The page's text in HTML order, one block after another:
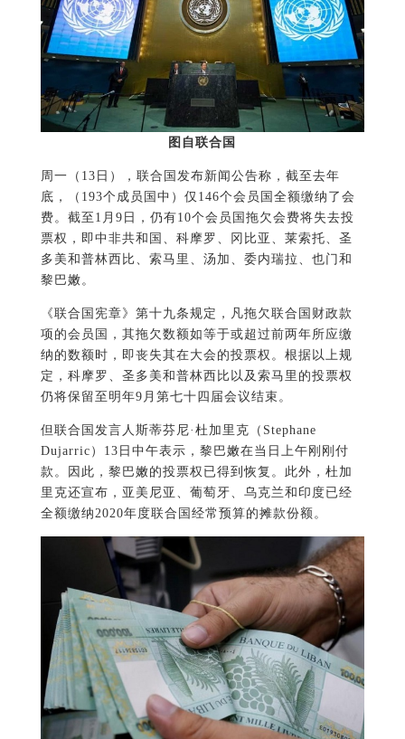
图自联合国
周一（13日），联合国发布新闻公告称，截至去年
底，（193个成员国中）仅146个会员国全额缴纳了会
费。截至1月9日，仍有10个会员国拖欠会费将失去投
票权，即中非共和国、科摩罗、冈比亚、莱索托、圣
多美和普林西比、索马里、汤加、委内瑞拉、也门和
黎巴嫩。
《联合国宪章》第十九条规定，凡拖欠联合国财政款
项的会员国，其拖欠数额如等于或超过前两年所应缴
纳的数额时，即丧失其在大会的投票权。根据以上规
定，科摩罗、圣多美和普林西比以及索马里的投票权
仍将保留至明年9月第七十四届会议结束。
但联合国发言人斯蒂芬尼·杜加里克（Stephane
Dujarric）13日中午表示，黎巴嫩在当日上午刚刚付
款。因此，黎巴嫩的投票权已得到恢复。此外，杜加
里克还宣布，亚美尼亚、葡萄牙、乌克兰和印度已经
全额缴纳2020年度联合国经常预算的摊款份额。